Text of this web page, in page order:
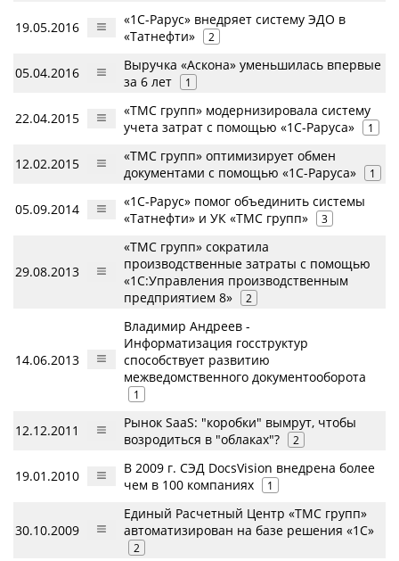
19.05.2016
«1С-Рарус» внедряет систему ЭДО в
«Татнефти»
2
05.04.2016
Выручка «Аскона» уменьшилась впервые
за 6 лет
1
22.04.2015
«ТМС групп» модернизировала систему
учета затрат с помощью «1С-Раруса»
1
12.02.2015
«ТМС групп» оптимизирует обмен
документами с помощью «1С-Раруса»
1
05.09.2014
«1С-Рарус» помог объединить системы
«Татнефти» и УК «ТМС групп»
3
29.08.2013
«ТМС групп» сократила
производственные затраты с помощью
«1С:Управления производственным
предприятием 8»
2
14.06.2013
Владимир Андреев -
Информатизация госструктур
способствует развитию
межведомственного документооборота
1
12.12.2011
Рынок SaaS: "коробки" вымрут, чтобы
возродиться в "облаках"?
2
19.01.2010
В 2009 г. СЭД DocsVision внедрена более
чем в 100 компаниях
1
30.10.2009
Единый Расчетный Центр «ТМС групп»
автоматизирован на базе решения «1С»
2